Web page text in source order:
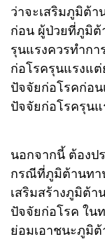
ว่าจะเสริมภูมิต้
ก่อน ผู้ป่วยที่ภูมิต้
รุนแรงควรทำก
ก่อโรครุนแรงแ
ปัจจัยก่อโรคก่อ
ปัจจัยก่อโรครุน
นอกจากนี้ ต้องป
กรณีที่ภูมิต้านทา
เสริมสร้างภูมิต้า
ปัจจัยก่อโรค ใน
ย่อมเอาชนะภูมิ